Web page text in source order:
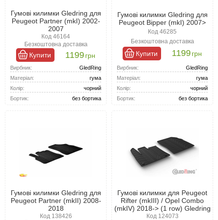
Гумові килимки Gledring для
Peugeot Partner (mkI) 2002-
2007
Код 46164
Безкоштовна доставка
Купити 1199грн
Вирбник:
GledRing
Матеріал:
гума
Колір:
чорний
Бортик:
без бортика
Гумові килимки Gledring для
Peugeot Bipper (mkI) 2007>
Код 46285
Безкоштовна доставка
Купити 1199грн
Вирбник:
GledRing
Матеріал:
гума
Колір:
чорний
Бортик:
без бортика
Гумові килимки Gledring для
Peugeot Partner (mkII) 2008-
2018
Код 138426
Гумові килимки для Peugeot
Rifter (mkIII) / Opel Combo
(mkIV) 2018-> (1 row) Gledring
Код 124073